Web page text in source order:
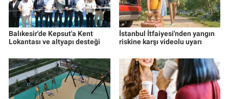
Balıkesir'de Kepsut'a Kent
Lokantası ve altyapı desteği
İstanbul İtfaiyesi'nden yangın
riskine karşı videolu uyarı